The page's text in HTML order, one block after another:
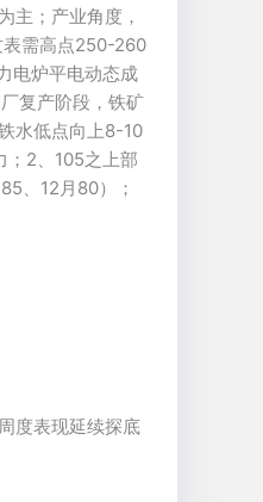
主；产业角度，
表需高点250-260
电炉平电动态成
复产阶段，铁矿
水低点向上8-10
；2、105之上部
、12月80）；
度表现延续探底